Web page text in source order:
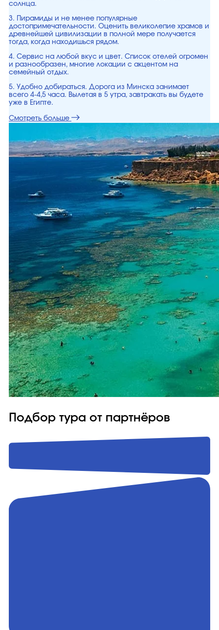
солнца.
3. Пирамиды и не менее популярные
достопримечательности. Оценить великолепие храмов и
древнейшей цивилизации в полной мере получается
тогда, когда находишься рядом.
4. Сервис на любой вкус и цвет. Список отелей огромен
и разнообразен, многие локации с акцентом на
семейный отдых.
5. Удобно добираться. Дорога из Минска занимает
всего 4-4,5 часа. Вылетая в 5 утра, завтракать вы будете
уже в Египте.
Смотреть больше
Подбор тура от партнёров